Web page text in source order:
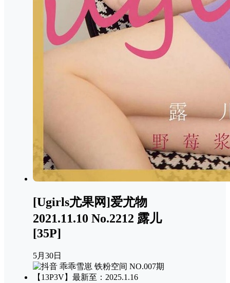
[Ugirls尤果网]爱尤物
2021.11.10 No.2212 露儿
[35P]
5月30日